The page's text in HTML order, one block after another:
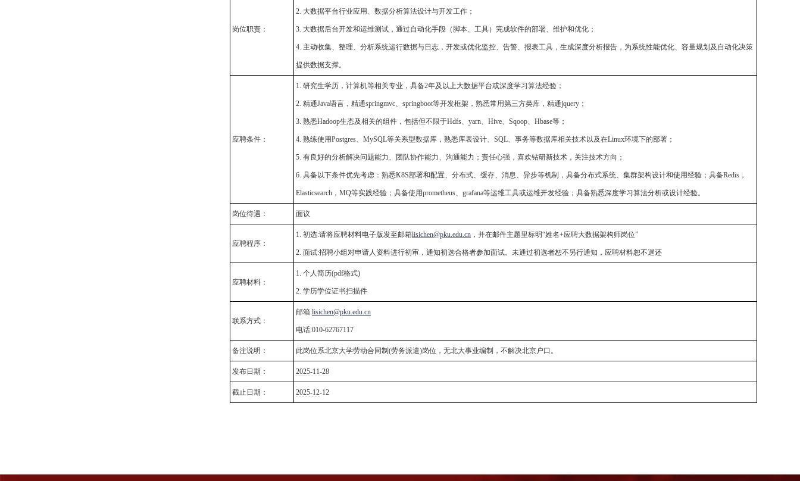
岗位职责：
2. 大数据平台行业应用、数据分析算法设计与开发工作；
3. 大数据后台开发和运维测试，通过自动化手段（脚本、工具）完成软件的部署、维护和优化；
4. 主动收集、整理、分析系统运行数据与日志，开发或优化监控、告警、报表工具，生成深度分析报告，为系统性能优化、容量规划及自动化决策
提供数据支撑。
应聘条件：
1. 研究生学历，计算机等相关专业，具备2年及以上大数据平台或深度学习算法经验；
2. 精通Java语言，精通springmvc、springboot等开发框架，熟悉常用第三方类库，精通jquery；
3. 熟悉Hadoop生态及相关的组件，包括但不限于Hdfs、yarn、Hive、Sqoop、Hbase等；
4. 熟练使用Postgres、MySQL等关系型数据库，熟悉库表设计、SQL、事务等数据库相关技术以及在Linux环境下的部署；
5. 有良好的分析解决问题能力、团队协作能力、沟通能力；责任心强，喜欢钻研新技术，关注技术方向；
6. 具备以下条件优先考虑：熟悉K8S部署和配置、分布式、缓存、消息、异步等机制，具备分布式系统、集群架构设计和使用经验；具备Redis，
Elasticsearch，MQ等实践经验；具备使用prometheus、grafana等运维工具或运维开发经验；具备熟悉深度学习算法分析或设计经验。
岗位待遇： 面议
应聘程序：
1. 初选:请将应聘材料电子版发至邮箱lisichen@pku.edu.cn ，并在邮件主题里标明“姓名+应聘大数据架构师岗位”
2. 面试:招聘小组对申请人资料进行初审，通知初选合格者参加面试。未通过初选者恕不另行通知，应聘材料恕不退还
应聘材料：
1. 个人简历(pdf格式)
2. 学历学位证书扫描件
联系方式：
邮箱:lisichen@pku.edu.cn
电话:010-62767117
备注说明： 此岗位系北京大学劳动合同制(劳务派遣)岗位，无北大事业编制，不解决北京户口。
发布日期： 2025-11-28
截止日期： 2025-12-12